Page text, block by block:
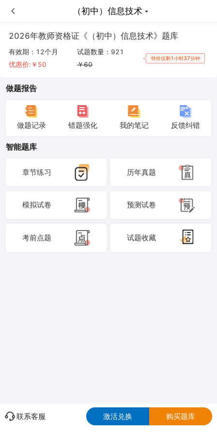
（初中）信息技术
（初中）信息技术
2026年教师资格证《（初中）信息技术》题库
有效期： 12个月
优惠价:￥ 50
试题数量： 921
￥60
特价仅剩1小时37分钟
做题报告
做题记录 错题强化 我的笔记 反馈纠错
智能题库
章节练习 历年真题
模拟试卷 预测试卷
考前点题 试题收藏
联系客服 激活兑换 购买题库